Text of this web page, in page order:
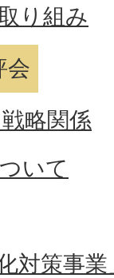
り組み
会
略関係
いて
対策事